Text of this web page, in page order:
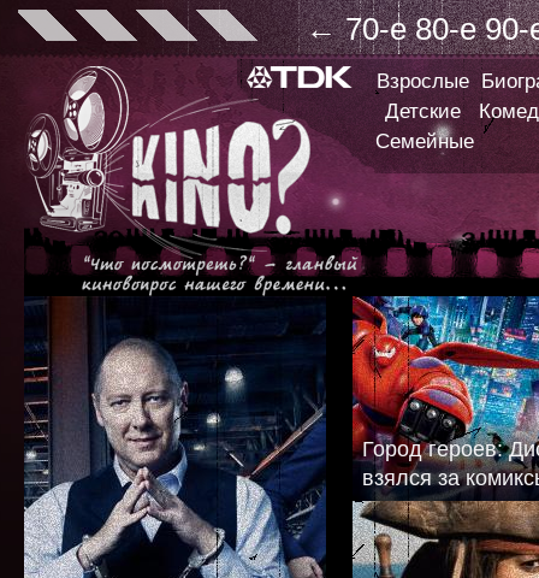
← 70-е 80-е 90-
Взрослые
Детские
Семейные
Город героев:
взялся за